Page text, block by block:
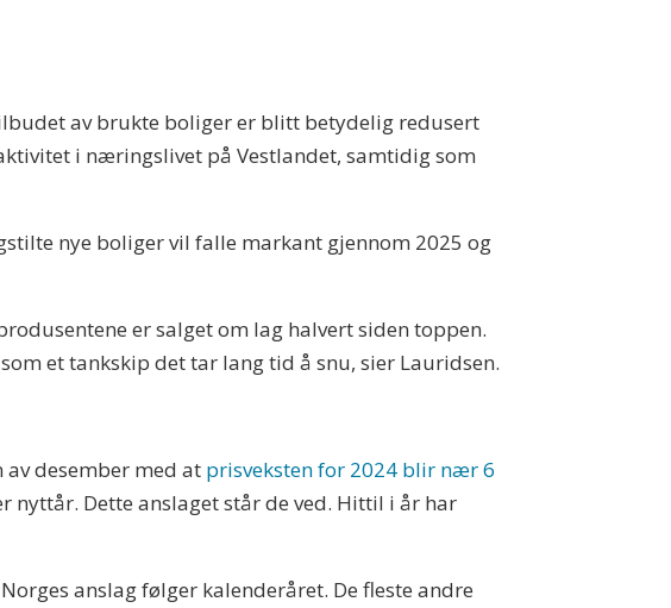
av brukte boliger er blitt betydelig redusert
i næringslivet på Vestlandet, samtidig som
nye boliger vil falle markant gjennom 2025 og
er salget om lag halvert siden toppen.
et tankskip det tar lang tid å snu, sier Lauridsen.
av desember med at prisveksten for 2024 blir nær 6
nyttår. Dette anslaget står de ved. Hittil i år har
anslag følger kalenderåret. De fleste andre